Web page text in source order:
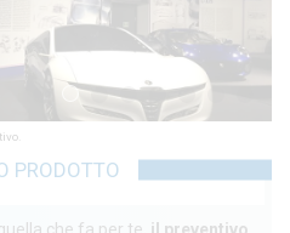
3 4 5 6
PRODOTTO